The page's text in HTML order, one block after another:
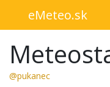
eMeteo.sk
@pukanec